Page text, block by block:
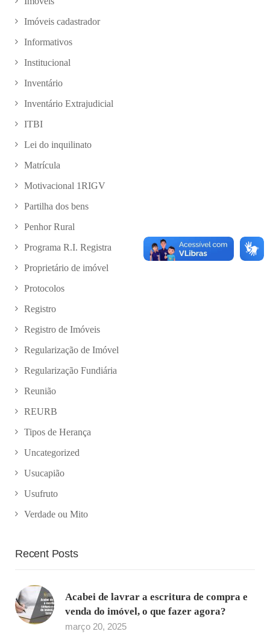
Imóveis cadastrador
Informativos
Institucional
Inventário
Inventário Extrajudicial
ITBI
Lei do inquilinato
Matrícula
Motivacional 1RIGV
Partilha dos bens
Penhor Rural
Programa R.I. Registra
Proprietário de imóvel
Protocolos
Registro
Registro de Imóveis
Regularização de Imóvel
Regularização Fundiária
Reunião
REURB
Tipos de Herança
Uncategorized
Usucapião
Usufruto
Verdade ou Mito
Recent Posts
Acabei de lavrar a escritura de compra e
venda do imóvel, o que fazer agora?
março 20, 2025